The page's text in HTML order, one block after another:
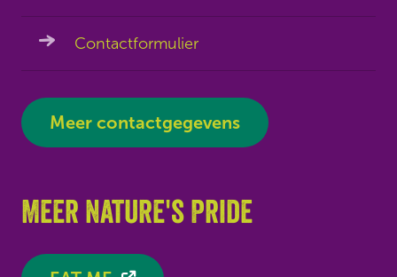
Contactformulier
Meer contactgegevens
Meer Nature's Pride